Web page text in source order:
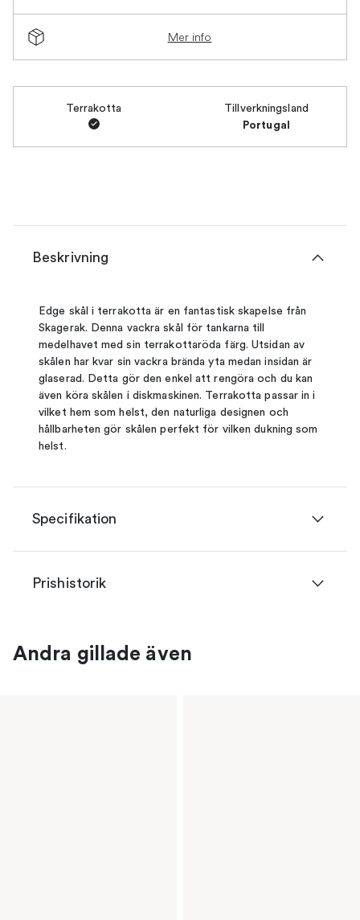
Mer info
Terrakotta Tillverkningsland
Portugal
Beskrivning
Edge skål i terrakotta är en fantastisk skapelse från
Skagerak. Denna vackra skål för tankarna till
medelhavet med sin terrakottaröda färg. Utsidan av
skålen har kvar sin vackra brända yta medan insidan är
glaserad. Detta gör den enkel att rengöra och du kan
även köra skålen i diskmaskinen. Terrakotta passar in i
vilket hem som helst, den naturliga designen och
hållbarheten gör skålen perfekt för vilken dukning som
helst.
Specifikation
Prishistorik
Andra gillade även